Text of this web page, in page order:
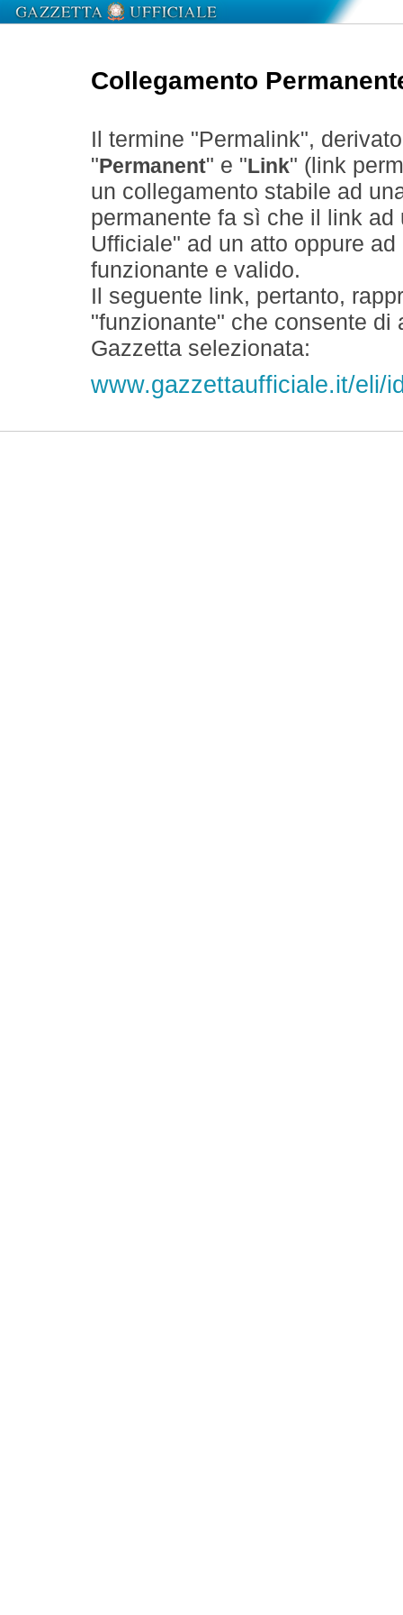
Collegamento
Il termine "Permalink",
" Permanent" e " Link" (link
un collegamento stabile ad
permanente fa sì che il link
Ufficiale" ad un atto oppure
funzionante e valido.
Il seguente link, pertanto,
"funzionante" che consente
Gazzetta selezionata:
www.gazzettaufficiale.it/eli/